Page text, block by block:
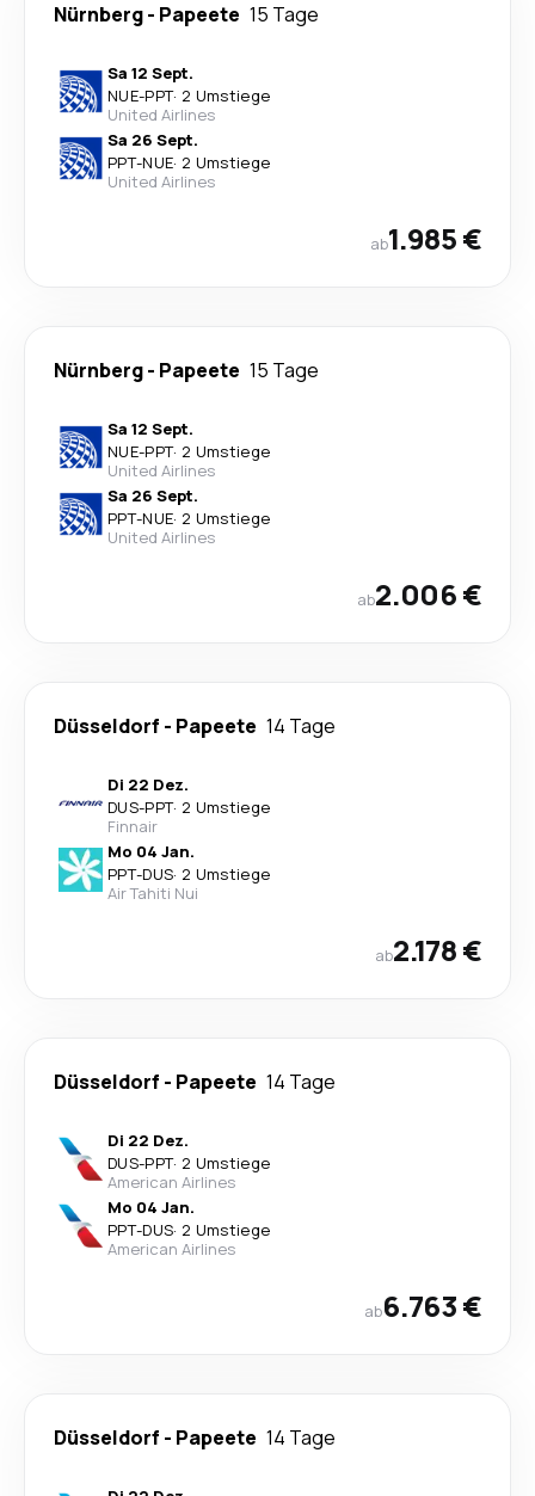
Nürnberg- Papeete 15 Tage
Sa 12 Sept.
NUE-PPT· 2 Umstiege
United Airlines
Sa 26 Sept.
PPT-NUE· 2 Umstiege
United Airlines
ab1.985 €
Nürnberg- Papeete 15 Tage
Sa 12 Sept.
NUE-PPT· 2 Umstiege
United Airlines
Sa 26 Sept.
PPT-NUE· 2 Umstiege
United Airlines
ab2.006 €
Düsseldorf - Papeete 14 Tage
Di 22 Dez.
DUS-PPT· 2 Umstiege
Finnair
Mo 04 Jan.
PPT-DUS· 2 Umstiege
Air Tahiti Nui
ab2.178 €
Düsseldorf - Papeete 14 Tage
Di 22 Dez.
DUS-PPT· 2 Umstiege
American Airlines
Mo 04 Jan.
PPT-DUS· 2 Umstiege
American Airlines
ab6.763 €
Düsseldorf - Papeete 14 Tage